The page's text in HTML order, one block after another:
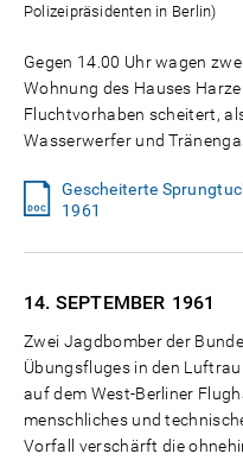
Polizeipräsidenten in Berlin)
Gegen 14.00 Uhr wagen
Wohnung des Hauses
Fluchtvorhaben scheitert,
Wasserwerfer und
Gescheiterte
1961
14. SEPTEMBER 1961
Zwei Jagdbomber der
Übungsfluges in den
auf dem West-Berliner
menschliches und
Vorfall verschärft die